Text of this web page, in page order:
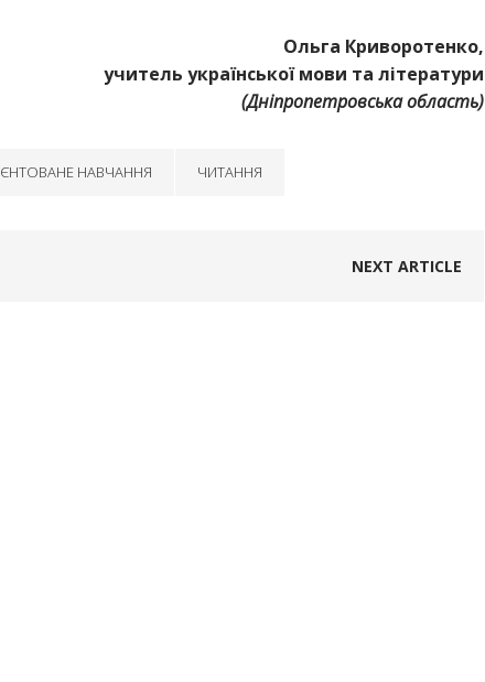
Ольга Криворотенко,
учитель української мови та літератури
(Дніпропетровська область)
НАВЧАННЯ ЧИТАННЯ
NEXT ARTICLE